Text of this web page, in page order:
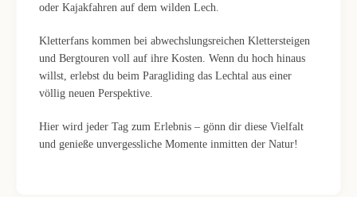
oder Kajakfahren auf dem wilden Lech.
Kletterfans kommen bei abwechslungsreichen Klettersteigen
und Bergtouren voll auf ihre Kosten. Wenn du hoch hinaus
willst, erlebst du beim Paragliding das Lechtal aus einer
völlig neuen Perspektive.
Hier wird jeder Tag zum Erlebnis – gönn dir diese Vielfalt
und genieße unvergessliche Momente inmitten der Natur!